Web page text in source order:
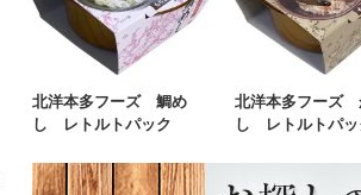
北洋本多フーズ 鯛め
し レトルトパック
北洋本多フーズ
し レトルトパッ